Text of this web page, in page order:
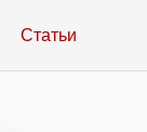
Статьи